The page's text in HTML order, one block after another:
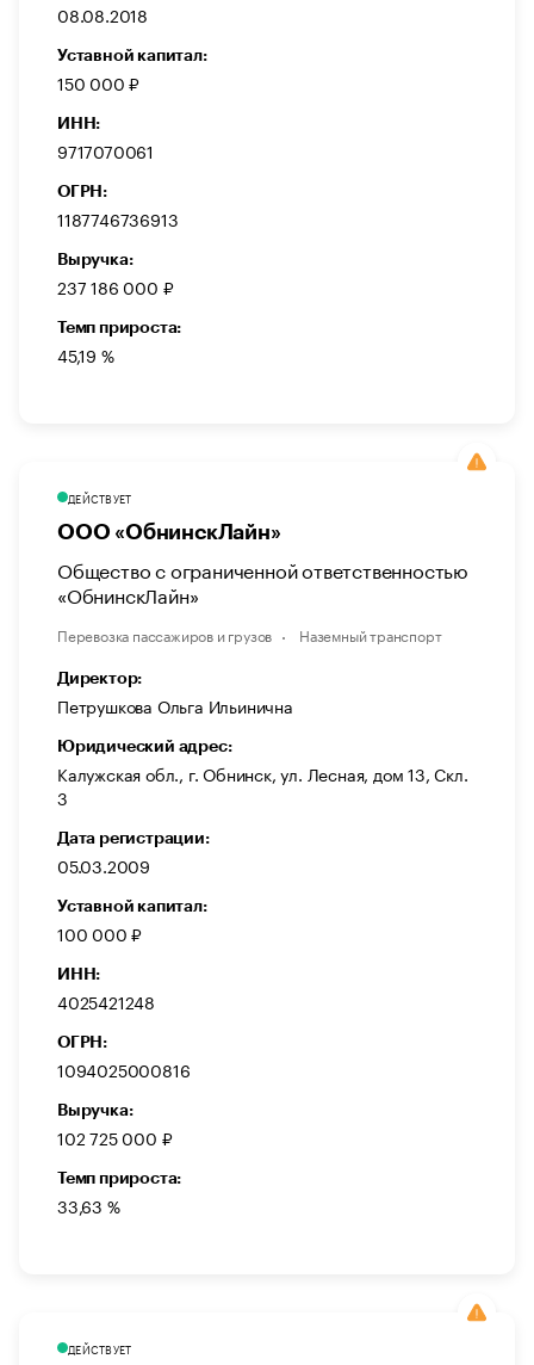
08.08.2018
Уставной капитал:
150 000 ₽
ИНН:
9717070061
ОГРН:
1187746736913
Выручка:
237 186 000 ₽
Темп прироста:
45,19 %
ДЕЙСТВУЕТ
ООО «ОбнинскЛайн»
Общество с ограниченной ответственностью
«ОбнинскЛайн»
Перевозка пассажиров и грузов Наземный транспорт
Директор:
Петрушкова Ольга Ильинична
Юридический адрес:
Калужская обл., г. Обнинск, ул. Лесная, дом 13, Скл.
3
Дата регистрации:
05.03.2009
Уставной капитал:
100 000 ₽
ИНН:
4025421248
ОГРН:
1094025000816
Выручка:
102 725 000 ₽
Темп прироста:
33,63 %
ДЕЙСТВУЕТ